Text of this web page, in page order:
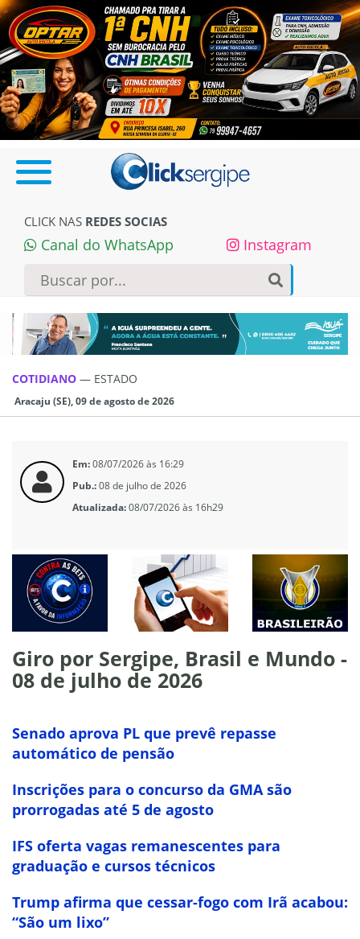
CLICK NAS REDES SOCIAS
Canal do WhatsApp Instagram
COTIDIANO — ESTADO
Aracaju (SE), 09 de agosto de 2026
Em:08/07/2026 às 16:29
Pub.:08 de julho de 2026
Atualizada:08/07/2026 às 16h29
Giro por Sergipe, Brasil e Mundo -
08 de julho de 2026
Senado aprova PL que prevê repasse
automático de pensão
Inscrições para o concurso da GMA são
prorrogadas até 5 de agosto
IFS oferta vagas remanescentes para
graduação e cursos técnicos
Trump afirma que cessar-fogo com Irã acabou:
“São um lixo”